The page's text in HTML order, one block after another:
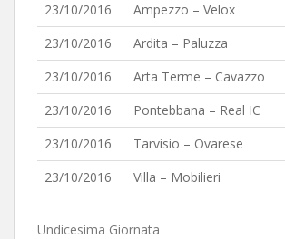
23/10/2016
Ampezzo – Velox
23/10/2016
Ardita – Paluzza
23/10/2016
Arta Terme – Cavazzo
23/10/2016
Pontebbana – Real IC
23/10/2016
Tarvisio – Ovarese
23/10/2016
Villa – Mobilieri
Undicesima Giornata